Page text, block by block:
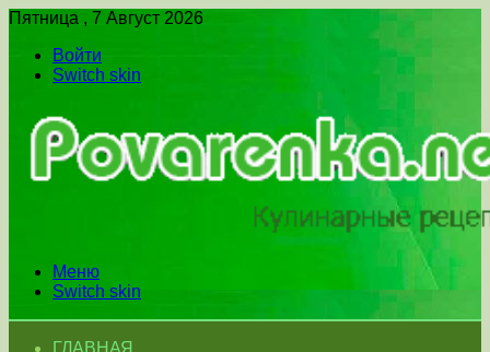
Пятница , 7 Август 2026
Войти
Switch skin
Меню
Switch skin
ГЛАВНАЯ